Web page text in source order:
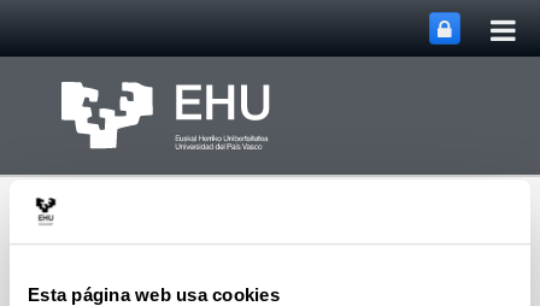
Esta página web usa cookies